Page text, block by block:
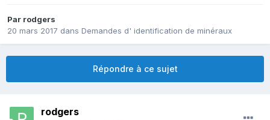
Par rodgers
20 mars 2017 dans Demandes d' identification de minéraux
Répondre à ce sujet
rodgers